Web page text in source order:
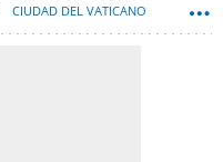
CIUDAD DEL VATICANO